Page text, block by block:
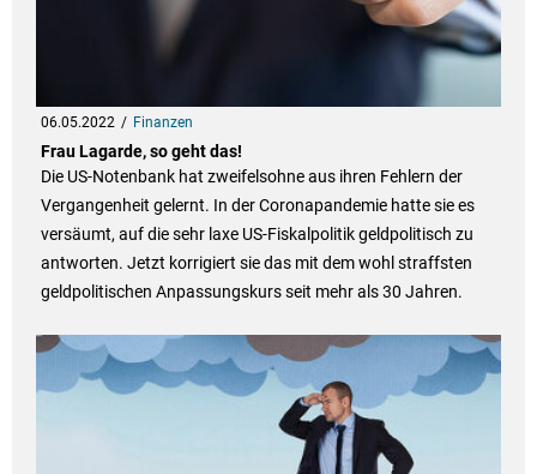
06.05.2022 Finanzen
Frau Lagarde, so geht das!
Die US-Notenbank hat zweifelsohne aus ihren Fehlern der
Vergangenheit gelernt. In der Coronapandemie hatte sie es
versäumt, auf die sehr laxe US-Fiskalpolitik geldpolitisch zu
antworten. Jetzt korrigiert sie das mit dem wohl straffsten
geldpolitischen Anpassungskurs seit mehr als 30 Jahren.